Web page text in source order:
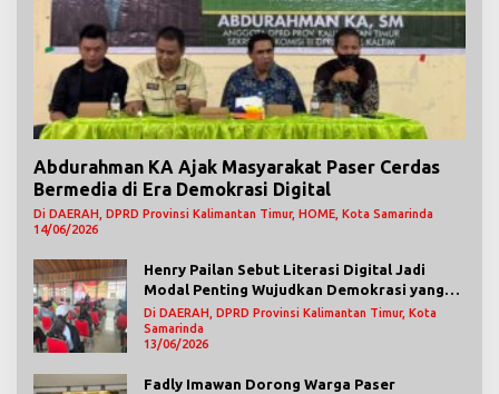
Abdurahman KA Ajak Masyarakat Paser Cerdas
Bermedia di Era Demokrasi Digital
Di DAERAH, DPRD Provinsi Kalimantan Timur, HOME, Kota Samarinda
14/06/2026
Henry Pailan Sebut Literasi Digital Jadi
Modal Penting Wujudkan Demokrasi yang
Lebih Terbuka
Di DAERAH, DPRD Provinsi Kalimantan Timur, Kota
Samarinda
13/06/2026
Fadly Imawan Dorong Warga Paser